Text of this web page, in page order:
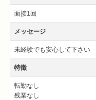
面接1回
メッセージ
未経験でも安心して下さい
特徴
転勤なし
残業なし